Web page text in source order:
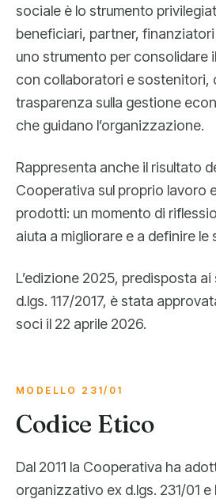
sociale è lo strumento
beneficiari, partner,
uno strumento per consolidare
con collaboratori e sostenitori,
trasparenza sulla gestione
che guidano l’organizzazione.
Rappresenta anche il risultato
Cooperativa sul proprio lavoro
prodotti: un momento di
aiuta a migliorare e a definire le
L’edizione 2025, predisposta ai
d.lgs. 117/2017, è stata
soci il 22 aprile 2026.
MODELLO 231/01
Codice Etico
Dal 2011 la Cooperativa ha
organizzativo ex d.lgs. 231/01